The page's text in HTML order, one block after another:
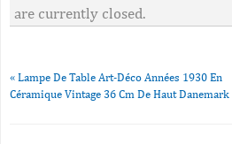
are currently closed.
« Lampe De Table Art-Déco Années 1930 En
Céramique Vintage 36 Cm De Haut Danemark